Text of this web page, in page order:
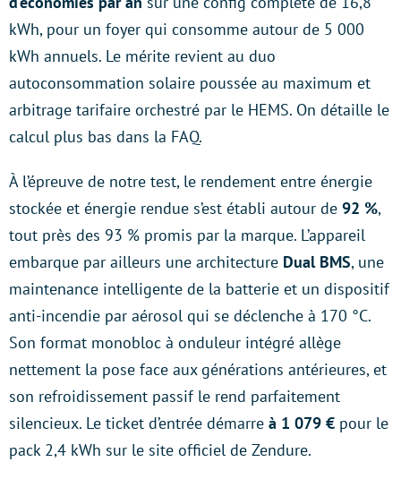
kWh, pour un foyer qui consomme autour de 5 000
kWh annuels. Le mérite revient au duo
autoconsommation solaire poussée au maximum et
arbitrage tarifaire orchestré par le HEMS. On détaille le
calcul plus bas dans la FAQ.
À l’épreuve de notre test, le rendement entre énergie
stockée et énergie rendue s’est établi autour de 92 %,
tout près des 93 % promis par la marque. L’appareil
embarque par ailleurs une architecture Dual BMS, une
maintenance intelligente de la batterie et un dispositif
anti-incendie par aérosol qui se déclenche à 170 °C.
Son format monobloc à onduleur intégré allège
nettement la pose face aux générations antérieures, et
son refroidissement passif le rend parfaitement
silencieux. Le ticket d’entrée démarre à 1 079 € pour le
pack 2,4 kWh sur le site officiel de Zendure.